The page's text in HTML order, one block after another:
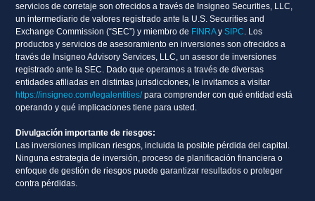
servicios de corretaje son ofrecidos a través de Insigneo Securities, LLC,
un intermediario de valores registrado ante la U.S. Securities and
Exchange Commission (“SEC”) y miembro de FINRAySIPC . Los
productos y servicios de asesoramiento en inversiones son ofrecidos a
través de Insigneo Advisory Services, LLC, un asesor de inversiones
registrado ante la SEC. Dado que operamos a través de diversas
entidades afiliadas en distintas jurisdicciones, le invitamos a visitar
https://insigneo.com/legalentities/para comprender con qué entidad está
operando y qué implicaciones tiene para usted.
Divulgación importante de riesgos:
Las inversiones implican riesgos, incluida la posible pérdida del capital.
Ninguna estrategia de inversión, proceso de planificación financiera o
enfoque de gestión de riesgos puede garantizar resultados o proteger
contra pérdidas.